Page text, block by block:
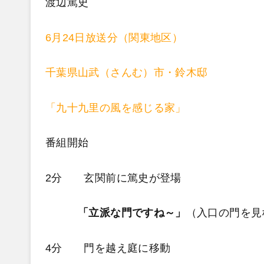
渡辺篤史
6月24日放送分（関東地区）
千葉県山武（さんむ）市・鈴木邸
「九十九里の風を感じる家」
番組開始
2分 玄関前に篤史が登場
「立派な門ですね～」 （入口の門を
4分 門を越え庭に移動